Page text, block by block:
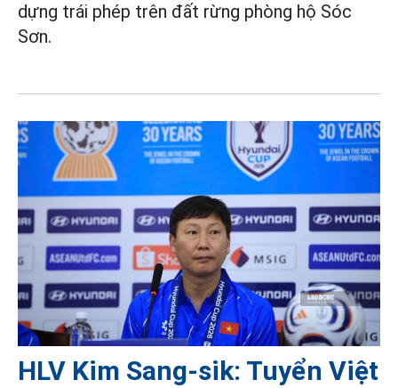
dựng trái phép trên đất rừng phòng hộ Sóc
Sơn.
HLV Kim Sang-sik: Tuyển Việt